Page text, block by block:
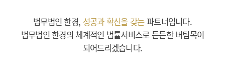
법무법인 한경, 성공과 확신을 갖는파트너입니다.
법무법인 한경의 체계적인 법률서비스로 든든한 버팀목이
되어드리겠습니다.